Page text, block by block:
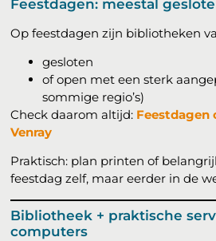
Feestdagen: meestal
Op feestdagen zijn bibliotheken
gesloten
of open met een sterk
sommige regio’s)
Check daarom altijd:
Venray
Praktisch: plan printen of
feestdag zelf, maar eerder in de
Bibliotheek + praktische
computers